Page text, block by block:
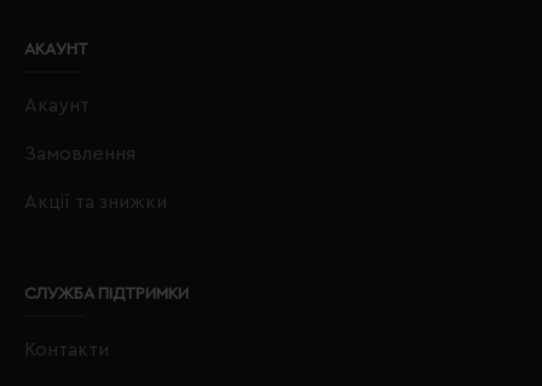
АКАУНТ
Акаунт
Замовлення
Акції та знижки
СЛУЖБА ПІДТРИМКИ
Контакти